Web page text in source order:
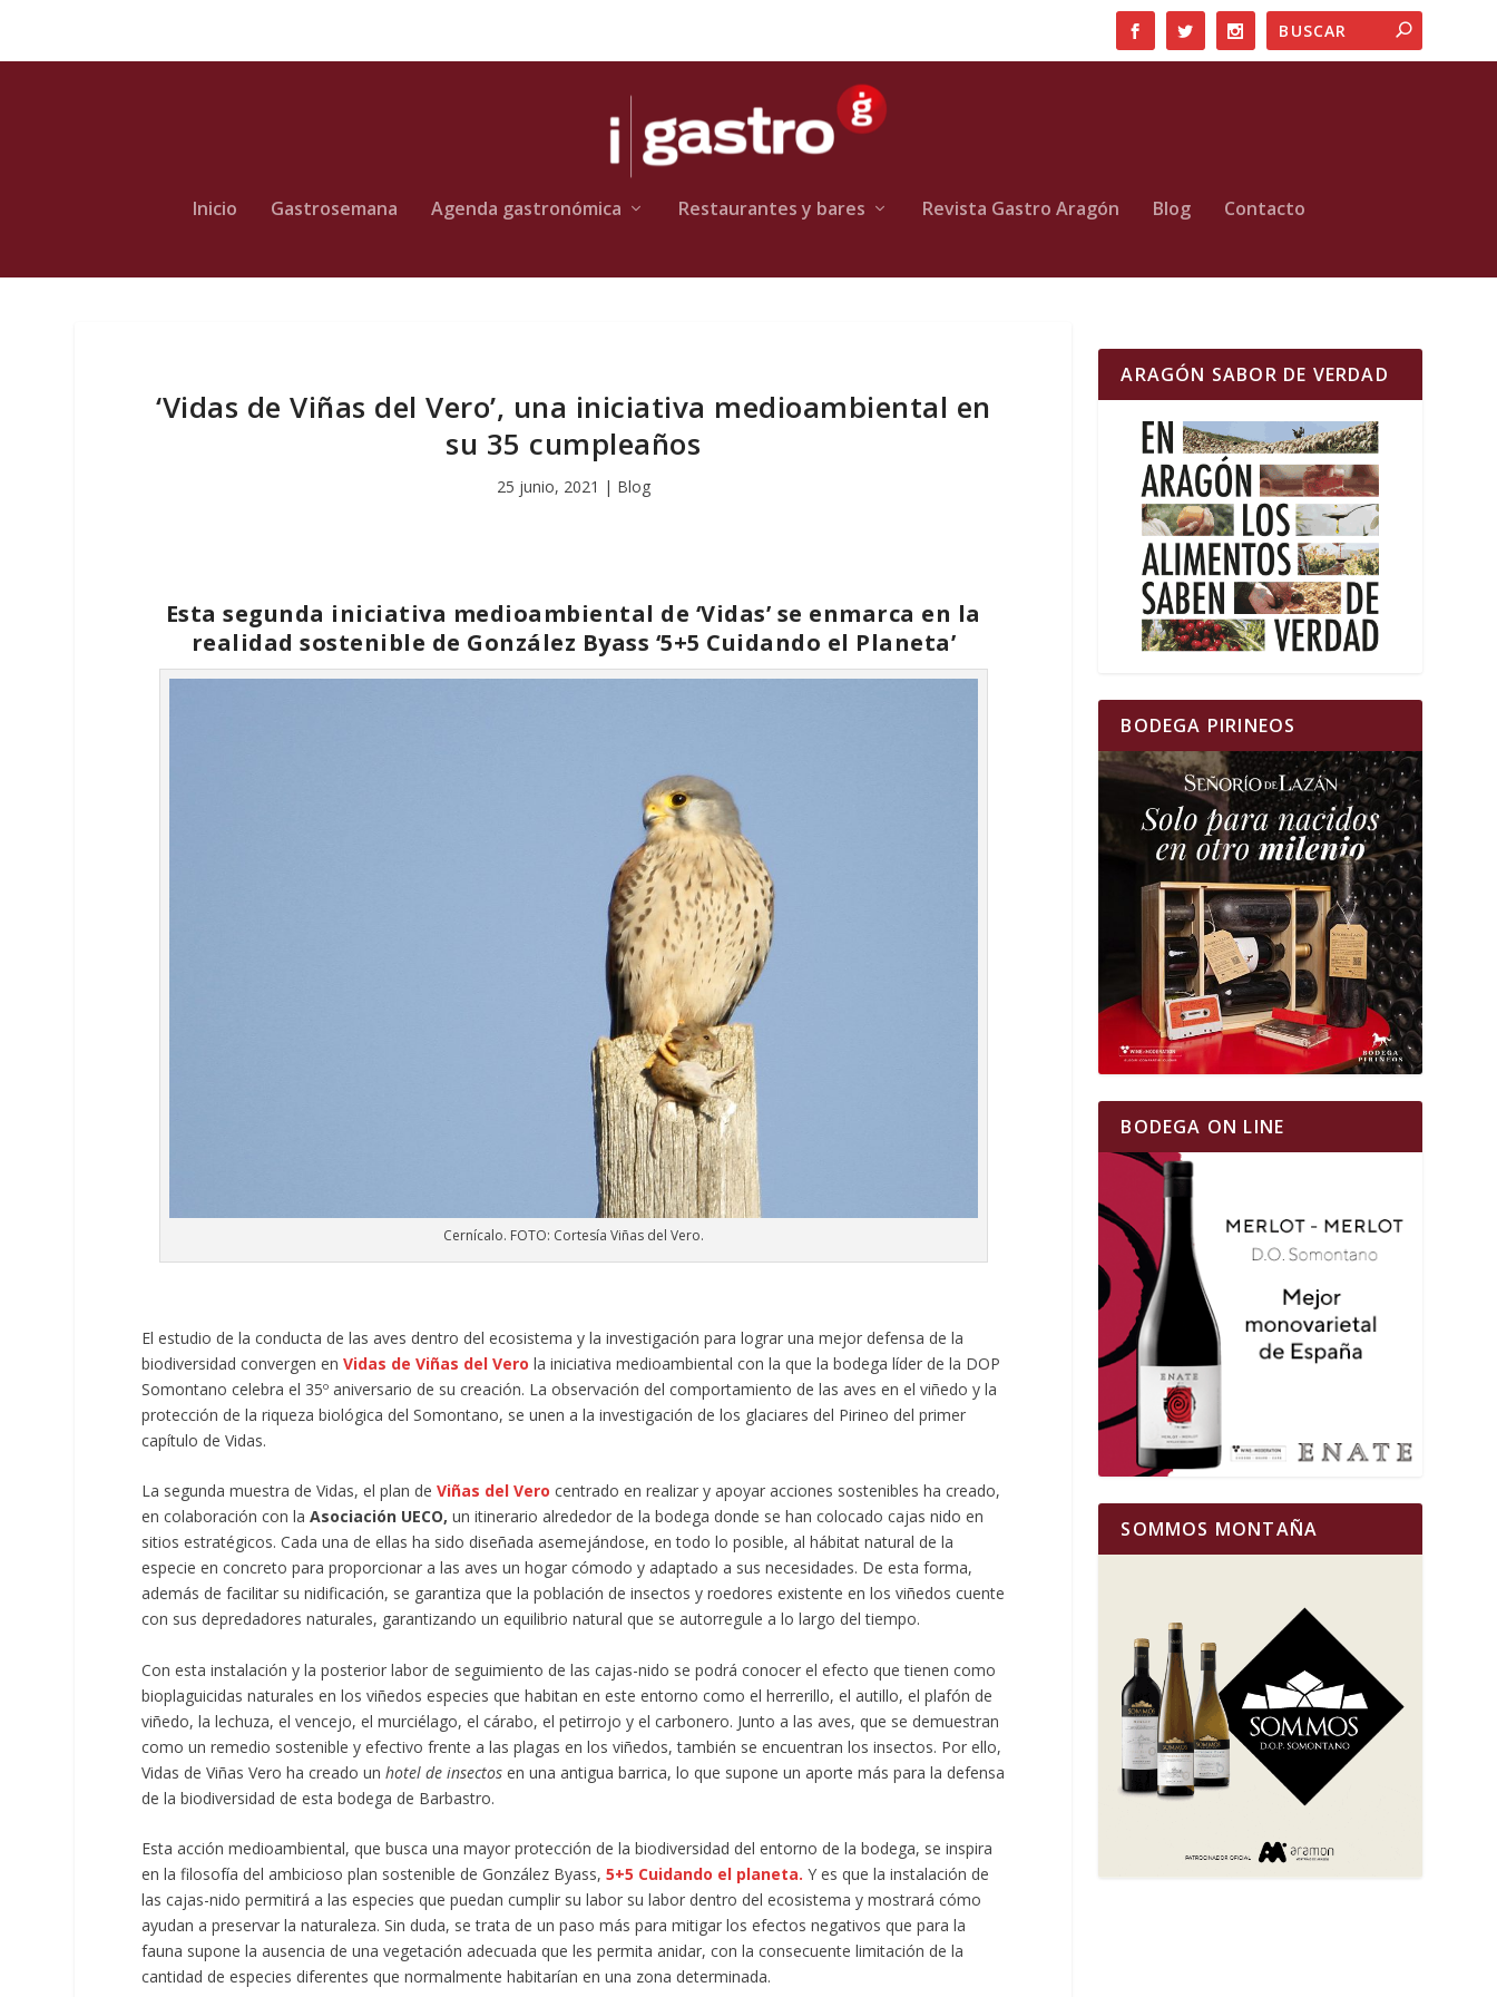
Inicio Gastrosemana Agenda gastronómica Restaurantes y bares Revista Gastro Aragón Blog Contacto
‘Vidas de Viñas del Vero’, una iniciativa medioambiental en
su 35 cumpleaños
25 junio, 2021 | Blog
Esta segunda iniciativa medioambiental de ‘Vidas’ se enmarca en la
realidad sostenible de González Byass ‘5+5 Cuidando el Planeta’
Cernícalo. FOTO: Cortesía Viñas del Vero.
El estudio de la conducta de las aves dentro del ecosistema y la investigación para lograr una mejor defensa de la
biodiversidad convergen enVidas de Viñas del Vero la iniciativa medioambiental con la que la bodega líder de la DOP
Somontano celebra el 35º aniversario de su creación. La observación del comportamiento de las aves en el viñedo y la
protección de la riqueza biológica del Somontano, se unen a la investigación de los glaciares del Pirineo del primer
capítulo de Vidas.
La segunda muestra de Vidas, el plan deViñas del Vero centrado en realizar y apoyar acciones sostenibles ha creado,
en colaboración con laAsociación UECO, un itinerario alrededor de la bodega donde se han colocado cajas nido en
sitios estratégicos. Cada una de ellas ha sido diseñada asemejándose, en todo lo posible, al hábitat natural de la
especie en concreto para proporcionar a las aves un hogar cómodo y adaptado a sus necesidades. De esta forma,
además de facilitar su nidificación, se garantiza que la población de insectos y roedores existente en los viñedos cuente
con sus depredadores naturales, garantizando un equilibrio natural que se autorregule a lo largo del tiempo.
Con esta instalación y la posterior labor de seguimiento de las cajas-nido se podrá conocer el efecto que tienen como
bioplaguicidas naturales en los viñedos especies que habitan en este entorno como el herrerillo, el autillo, el plafón de
viñedo, la lechuza, el vencejo, el murciélago, el cárabo, el petirrojo y el carbonero. Junto a las aves, que se demuestran
como un remedio sostenible y efectivo frente a las plagas en los viñedos, también se encuentran los insectos. Por ello,
Vidas de Viñas Vero ha creado unhotel de insectos en una antigua barrica, lo que supone un aporte más para la defensa
de la biodiversidad de esta bodega de Barbastro.
Esta acción medioambiental, que busca una mayor protección de la biodiversidad del entorno de la bodega, se inspira
en la filosofía del ambicioso plan sostenible de González Byass,5+5 Cuidando el planeta. Y es que la instalación de
las cajas-nido permitirá a las especies que puedan cumplir su labor su labor dentro del ecosistema y mostrará cómo
ayudan a preservar la naturaleza. Sin duda, se trata de un paso más para mitigar los efectos negativos que para la
fauna supone la ausencia de una vegetación adecuada que les permita anidar, con la consecuente limitación de la
cantidad de especies diferentes que normalmente habitarían en una zona determinada.
ARAGÓN SABOR DE VERDAD
BODEGA PIRINEOS
BODEGA ON LINE
SOMMOS MONTAÑA